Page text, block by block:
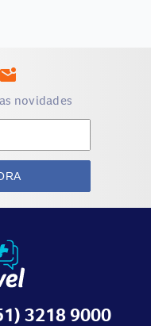
mark_email_unread
novidades
3218 9000